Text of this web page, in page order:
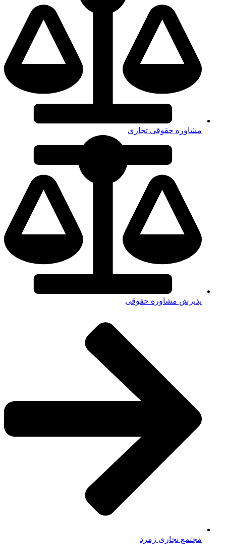
مشاوره حقوقی تجاری
پذیرش مشاوره حقوقی
مجتمع تجاری زمرد